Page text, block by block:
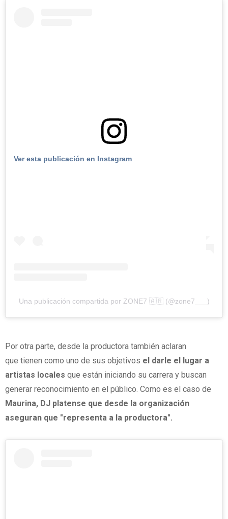
Ver esta publicación en Instagram
Una publicación compartida por ZONE7 🇦🇷 (@zone7___)
Por otra parte, desde la productora también aclaran
que tienen como uno de sus objetivos el darle el lugar a
artistas locales que están iniciando su carrera y buscan
generar reconocimiento en el público. Como es el caso de
Maurina, DJ platense que desde la organización
aseguran que "representa a la productora".